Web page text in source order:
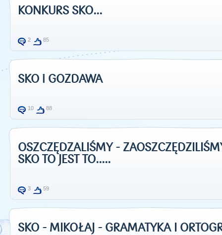
KONKURS SKO...
2 85
SKO i GOZDAWA
10 88
OSZCZĘDZALIŚMY -
SKO TO JEST TO.....
3 59
SKO - MIKOŁAJ - GRAMATYKA I